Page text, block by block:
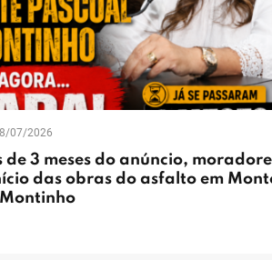
07/2026
de 3 meses do anúncio,
das obras do asfalto em
Montinho